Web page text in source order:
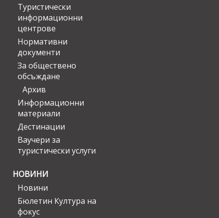
Туристически
информационни
центрове
Нормативни
документи
За обществено
обсъждане
Архив
Информационни
материали
Дестинации
Ваучери за
туристически услуги
НОВИНИ
Новини
Бюлетин Култура на
фокус